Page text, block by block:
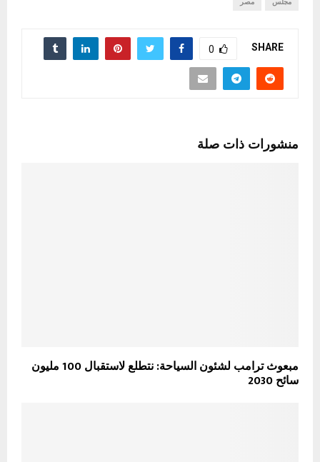
مجلس مصر
SHARE
0
منشورات ذات صلة
مبعوث ترامب لشئون السياحة: نتطلع لاستقبال 100 مليون
سائح 2030